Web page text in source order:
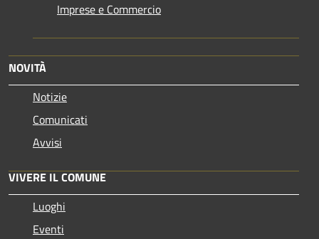
Imprese e Commercio
NOVITÀ
Notizie
Comunicati
Avvisi
VIVERE IL COMUNE
Luoghi
Eventi